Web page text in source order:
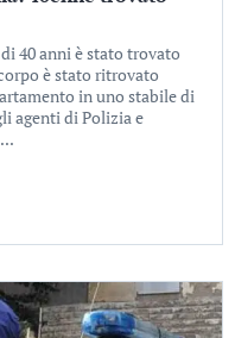
40 anni è stato trovato
è stato ritrovato
in uno stabile di
agenti di Polizia e